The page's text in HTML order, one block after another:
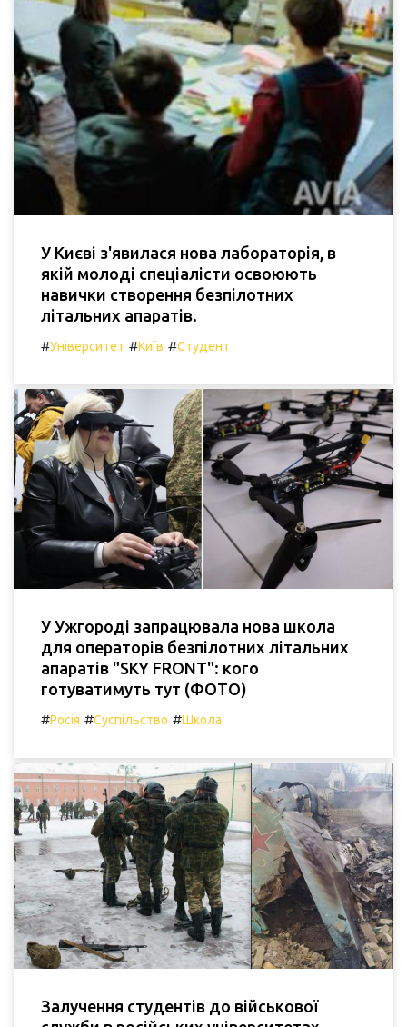
У Києві з'явилася нова лабораторія, в
якій молоді спеціалісти освоюють
навички створення безпілотних
літальних апаратів.
#Університет #Київ #Студент
У Ужгороді запрацювала нова школа
для операторів безпілотних літальних
апаратів "SKY FRONT": кого
готуватимуть тут (ФОТО)
#Росія #Суспільство #Школа
Залучення студентів до військової